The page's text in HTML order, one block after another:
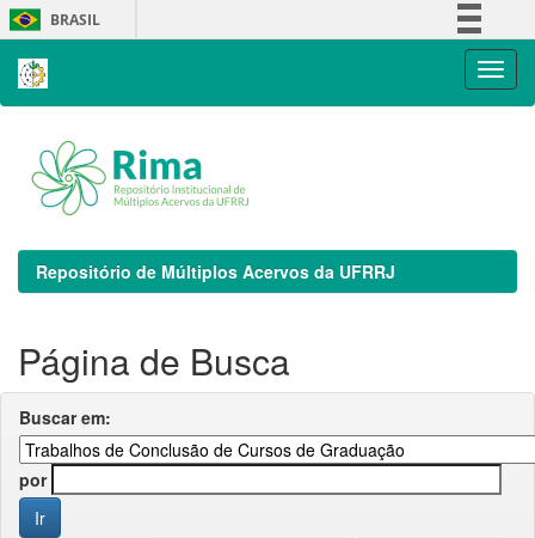
Skip
navigation
BRASIL
Repositório de Múltiplos Acervos da UFRRJ
Página de Busca
Buscar em:
por